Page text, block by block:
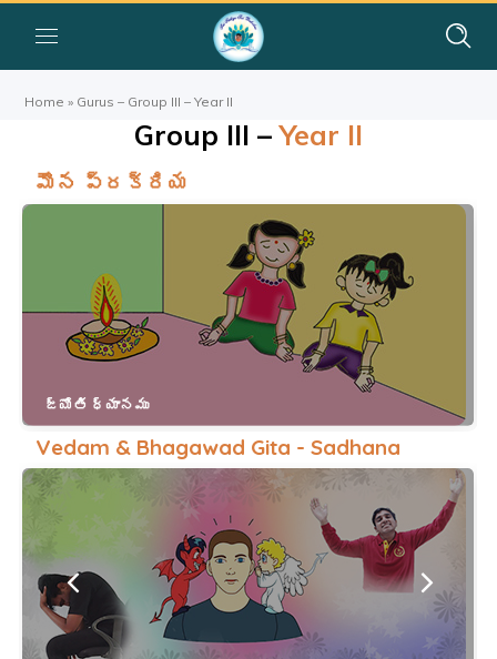
Home » Gurus – Group III – Year II
Group III –Year II
మౌన ప్రక్రియ
జ్యోతి ధ్యానము
Vedam & Bhagawad Gita - Sadhana